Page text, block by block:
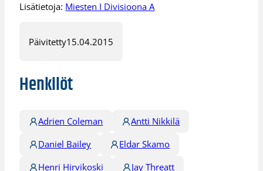
Lisätietoja: Miesten I Divisioona A
Päivitetty15.04.2015
Henkilöt
Adrien Coleman
Antti Nikkilä
Daniel Bailey
Eldar Skamo
Henri Hirvikoski
Jay Threatt